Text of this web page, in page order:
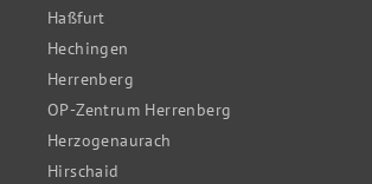
Haßfurt
Hechingen
Herrenberg
OP-Zentrum Herrenberg
Herzogenaurach
Hirschaid